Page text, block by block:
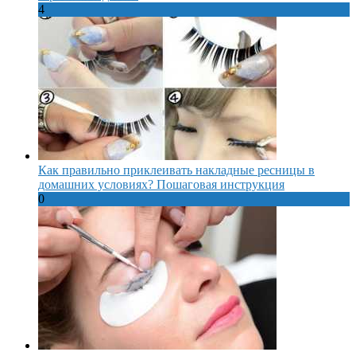
4
Как правильно приклеивать накладные ресницы в
домашних условиях? Пошаговая инструкция
0